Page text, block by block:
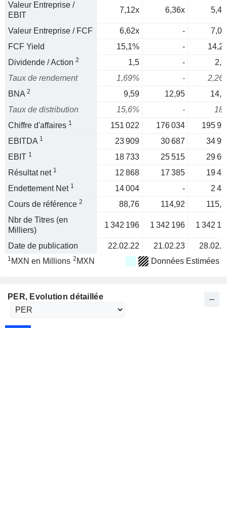
Valeur Entreprise /
EBIT
7,12x 6,36x
Valeur Entreprise / FCF 6,62x -
FCF Yield
15,1% -
Dividende / Action 2 1,5 -
Taux de rendement
1,69% -
BNA 2 9,59 12,95
Taux de distribution
15,6% -
Chiffre d'affaires 1 151 022 176 034
195
EBITDA 1 23 909 30 687
34
EBIT 1 18 733 25 515
29
Résultat net 1 12 868 17 385
19
Endettement Net 1 14 004 -
2
Cours de référence 2 88,76 114,92
Nbr de Titres (en
Milliers)
1 342 196 1 342 196 1 342
Date de publication 22.02.22 21.02.23
1 MXN en Millions 2 MXN Données Estimées
PER, Evolution détaillée